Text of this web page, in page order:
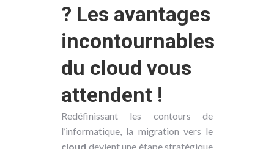
? Les avantages
incontournables
du cloud vous
attendent !
Redéfinissant les contours de
l’informatique, la migration vers le
cloud devient une étape stratégique